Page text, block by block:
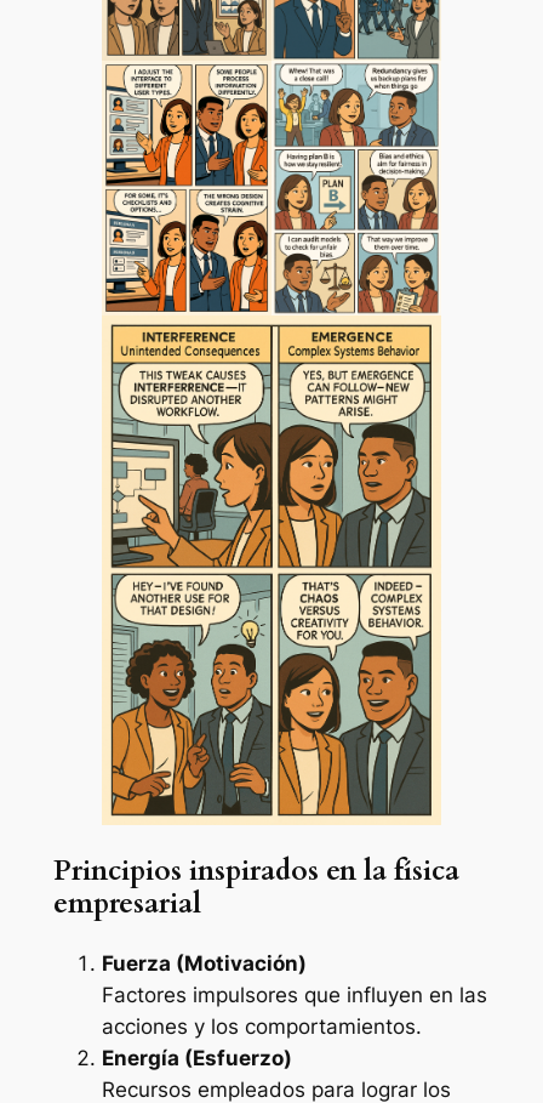
Principios inspirados en la física
empresarial
Fuerza (Motivación)
Factores impulsores que influyen en las
acciones y los comportamientos.
Energía (Esfuerzo)
Recursos empleados para lograr los